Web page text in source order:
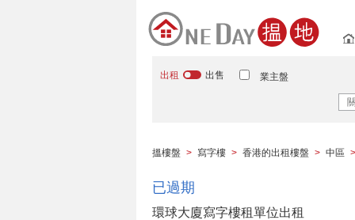
出租 出售 業主盤
搵樓盤 > 寫字樓 > 香港的出租樓盤 > 中區 >
已過期
環球大廈寫字樓租單位出租